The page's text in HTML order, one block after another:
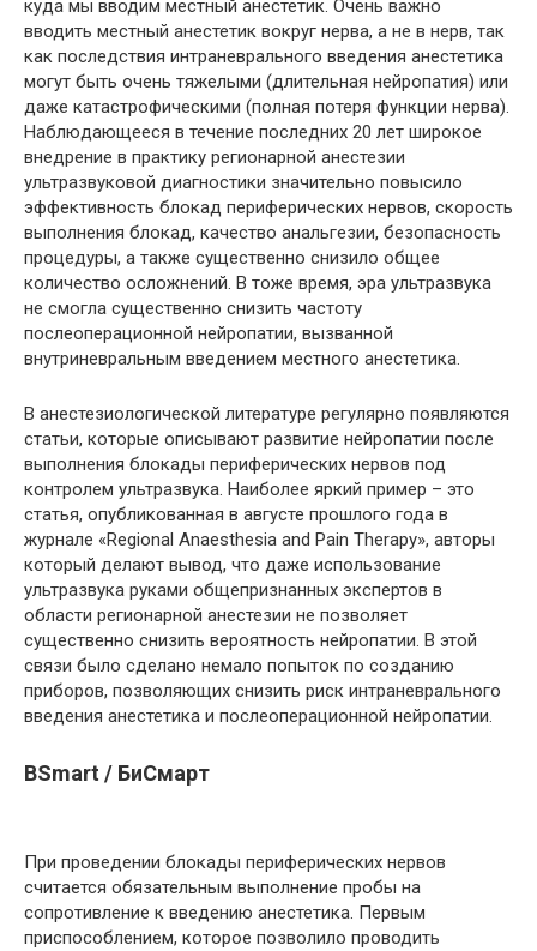
куда мы вводим местный анестетик. Очень важно
вводить местный анестетик вокруг нерва, а не в нерв, так
как последствия интраневрального введения анестетика
могут быть очень тяжелыми (длительная нейропатия) или
даже катастрофическими (полная потеря функции нерва).
Наблюдающееся в течение последних 20 лет широкое
внедрение в практику регионарной анестезии
ультразвуковой диагностики значительно повысило
эффективность блокад периферических нервов, скорость
выполнения блокад, качество анальгезии, безопасность
процедуры, а также существенно снизило общее
количество осложнений. В тоже время, эра ультразвука
не смогла существенно снизить частоту
послеоперационной нейропатии, вызванной
внутриневральным введением местного анестетика.
В анестезиологической литературе регулярно появляются
статьи, которые описывают развитие нейропатии после
выполнения блокады периферических нервов под
контролем ультразвука. Наиболее яркий пример – это
статья, опубликованная в августе прошлого года в
журнале «Regional Anaesthesia and Pain Therapy», авторы
который делают вывод, что даже использование
ультразвука руками общепризнанных экспертов в
области регионарной анестезии не позволяет
существенно снизить вероятность нейропатии. В этой
связи было сделано немало попыток по созданию
приборов, позволяющих снизить риск интраневрального
введения анестетика и послеоперационной нейропатии.
BSmart / БиСмарт
При проведении блокады периферических нервов
считается обязательным выполнение пробы на
сопротивление к введению анестетика. Первым
приспособлением, которое позволило проводить